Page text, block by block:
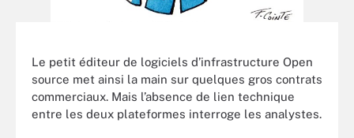
Le petit éditeur de logiciels d’infrastructure Open
source met ainsi la main sur quelques gros contrats
commerciaux. Mais l’absence de lien technique
entre les deux plateformes interroge les analystes.